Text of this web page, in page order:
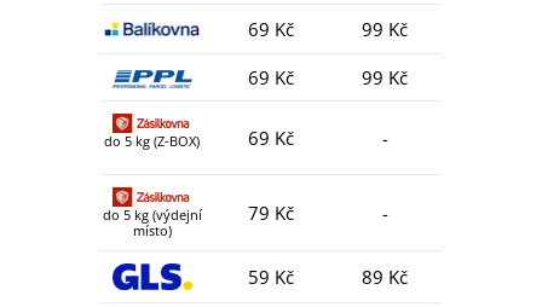
69 Kč
99 Kč
69 Kč
99 Kč
do 5 kg (Z-BOX) 69 Kč -
do 5 kg (výdejní
místo)
79 Kč -
59 Kč 89 Kč